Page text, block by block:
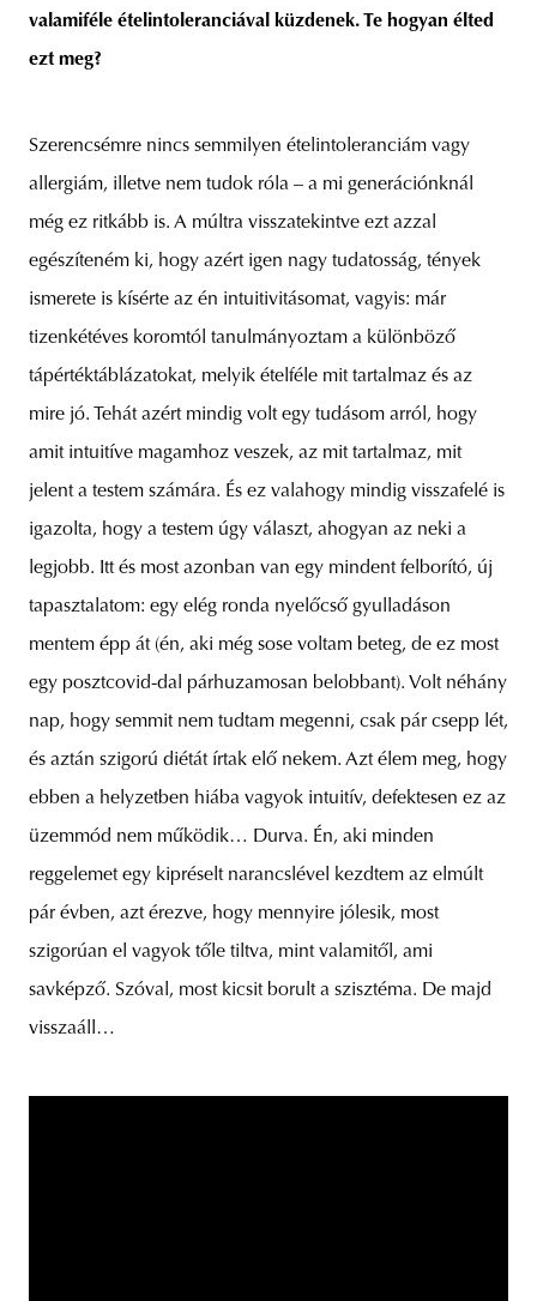
valamiféle ételintoleranciával küzdenek. Te hogyan élted
ezt meg?
Szerencsémre nincs semmilyen ételintoleranciám vagy
allergiám, illetve nem tudok róla – a mi generációnknál
még ez ritkább is. A múltra visszatekintve ezt azzal
egészíteném ki, hogy azért igen nagy tudatosság, tények
ismerete is kísérte az én intuitivitásomat, vagyis: már
tizenkétéves koromtól tanulmányoztam a különböző
tápértéktáblázatokat, melyik ételféle mit tartalmaz és az
mire jó. Tehát azért mindig volt egy tudásom arról, hogy
amit intuitíve magamhoz veszek, az mit tartalmaz, mit
jelent a testem számára. És ez valahogy mindig visszafelé is
igazolta, hogy a testem úgy választ, ahogyan az neki a
legjobb. Itt és most azonban van egy mindent felborító, új
tapasztalatom: egy elég ronda nyelőcső gyulladáson
mentem épp át (én, aki még sose voltam beteg, de ez most
egy posztcovid-dal párhuzamosan belobbant). Volt néhány
nap, hogy semmit nem tudtam megenni, csak pár csepp lét,
és aztán szigorú diétát írtak elő nekem. Azt élem meg, hogy
ebben a helyzetben hiába vagyok intuitív, defektesen ez az
üzemmód nem működik… Durva. Én, aki minden
reggelemet egy kipréselt narancslével kezdtem az elmúlt
pár évben, azt érezve, hogy mennyire jólesik, most
szigorúan el vagyok tőle tiltva, mint valamitől, ami
savképző. Szóval, most kicsit borult a szisztéma. De majd
visszaáll…